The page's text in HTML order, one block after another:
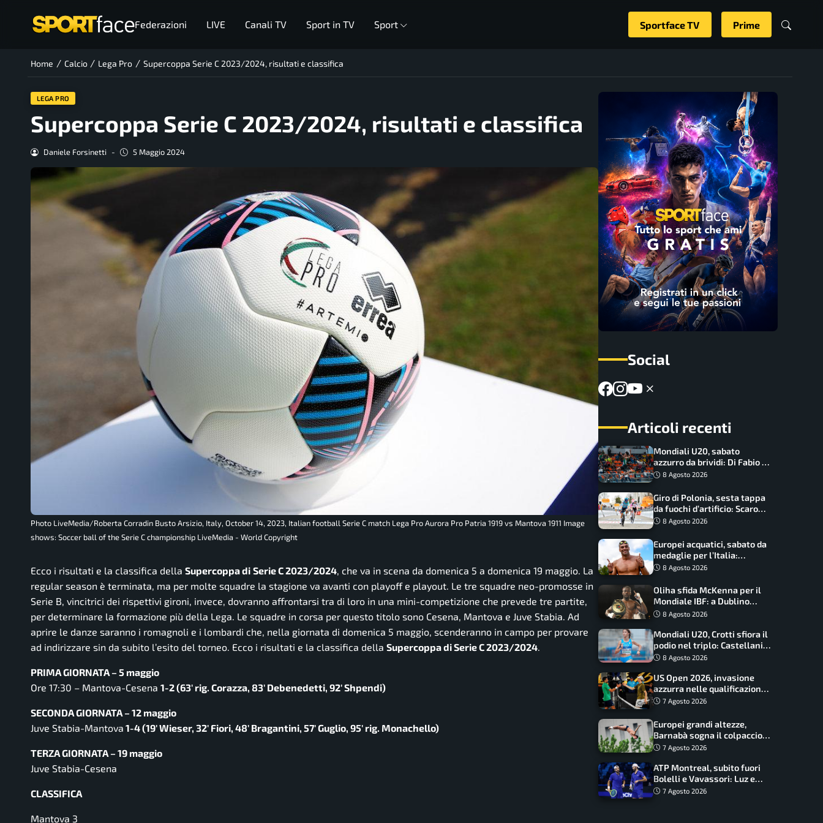
Federazioni LIVE Canali TV Sport in TV Sport Sportface TV Prime
Home / Calcio / Lega Pro / Supercoppa Serie C 2023/2024, risultati e classifica
LEGA PRO
Supercoppa Serie C 2023/2024, risultati e classifica
Daniele Forsinetti - 5 Maggio 2024
Photo LiveMedia/Roberta Corradin Busto Arsizio, Italy, October 14, 2023, Italian football Serie C match Lega Pro Aurora Pro Patria 1919 vs Mantova 1911 Image
shows: Soccer ball of the Serie C championship LiveMedia - World Copyright
Ecco i risultati e la classifica della Supercoppa di Serie C 2023/2024, che va in scena da domenica 5 a domenica 19 maggio. La
regular season è terminata, ma per molte squadre la stagione va avanti con playoff e playout. Le tre squadre neo-promosse in
Serie B, vincitrici dei rispettivi gironi, invece, dovranno affrontarsi tra di loro in una mini-competizione che prevede tre partite,
per determinare la formazione più della Lega. Le squadre in corsa per questo titolo sono Cesena, Mantova e Juve Stabia. Ad
aprire le danze saranno i romagnoli e i lombardi che, nella giornata di domenica 5 maggio, scenderanno in campo per provare
ad indirizzare sin da subito l’esito del torneo. Ecco i risultati e la classifica della Supercoppa di Serie C 2023/2024.
PRIMA GIORNATA – 5 maggio
Ore 17:30 – Mantova-Cesena 1-2 (63′ rig. Corazza, 83′ Debenedetti, 92′ Shpendi)
SECONDA GIORNATA – 12 maggio
Juve Stabia-Mantova 1-4 (19′ Wieser, 32′ Fiori, 48′ Bragantini, 57′ Guglio, 95′ rig. Monachello)
TERZA GIORNATA – 19 maggio
Juve Stabia-Cesena
CLASSIFICA
Mantova 3
Social
Articoli recenti
Mondiali U20, sabato
azzurro da brividi: Di Fabio e
Inzoli sognano le medaglie,
8 Agosto 2026
Giro di Polonia, sesta tappa
da fuochi d’artificio: Scaroni
può attaccare la maglia di
8 Agosto 2026
Europei acquatici, sabato da
medaglie per l’Italia:
Paltrinieri guida la staffetta,
grandi altezze
8 Agosto 2026
Oliha sfida McKenna per il
Mondiale IBF: a Dublino
serve l’impresa nella tana
8 Agosto 2026
Mondiali U20, Crotti sfiora il
podio nel triplo: Castellani
da record, Succo in finale
8 Agosto 2026
US Open 2026, invasione
azzurra nelle qualificazioni:
17 italiani a caccia del main
7 Agosto 2026
Europei grandi altezze,
Barnabà sogna il colpaccio:
è leader a metà gara, Baraldi
7 Agosto 2026
ATP Montreal, subito fuori
Bolelli e Vavassori: Luz e
Matos fermano gli azzurri
7 Agosto 2026